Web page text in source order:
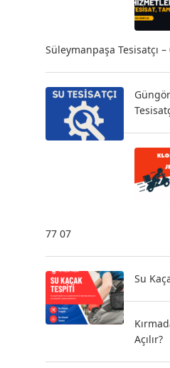
Süleymanpaşa Tesisatçı
77 07
Su
Açılır?